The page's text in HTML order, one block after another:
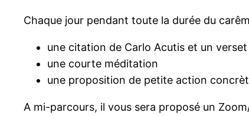
Chaque jour pendant toute la durée du
une citation de Carlo Acutis et un verset
une courte méditation
une proposition de petite action
A mi-parcours, il vous sera proposé un